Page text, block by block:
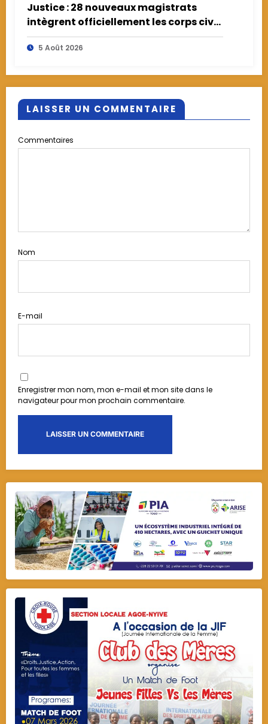
Justice : 28 nouveaux magistrats
intègrent officiellement les corps civil
et militaire
5 Août 2026
LAISSER UN COMMENTAIRE
Commentaires
Nom
E-mail
Enregistrer mon nom, mon e-mail et mon site dans le
navigateur pour mon prochain commentaire.